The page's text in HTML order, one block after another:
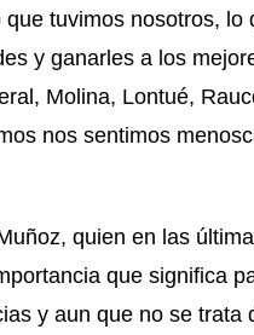
que tuvimos nosotros,
y ganarles a los
Molina, Lontué,
nos sentimos
quien en las
que significa
y aun que no se